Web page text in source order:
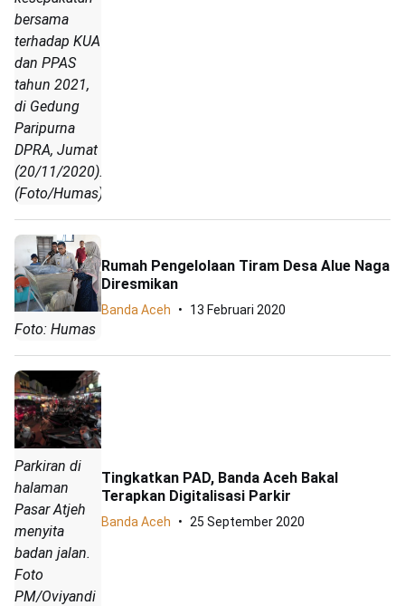
bersama
terhadap KUA
dan PPAS
tahun 2021,
di Gedung
Paripurna
DPRA, Jumat
(20/11/2020).
(Foto/Humas)
Foto: Humas
Rumah Pengelolaan Tiram Desa Alue Naga
Diresmikan
Banda Aceh 13 Februari 2020
Parkiran di
halaman
Pasar Atjeh
menyita
badan jalan.
Foto
PM/Oviyandi
Tingkatkan PAD, Banda Aceh Bakal
Terapkan Digitalisasi Parkir
Banda Aceh 25 September 2020